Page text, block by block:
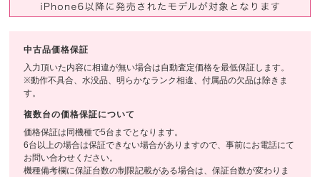
中古品価格保証
入力頂いた内容に相違が無い場合は自動査定価格を最低保証します。
※動作不具合、水没品、明らかなランク相違、付属品の欠品は除きま
す。
複数台の価格保証について
価格保証は同機種で5台までとなります。
6台以上の場合は保証できない場合がありますので、事前にお電話にて
お問い合わせください。
機種備考欄に保証台数の制限記載がある場合は、保証台数が変わりま